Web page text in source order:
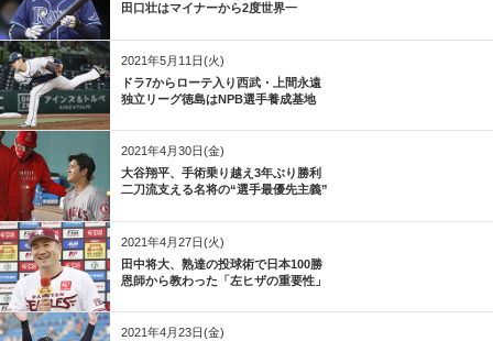
田口壮はマイナーから2度世界一
2021年5月11日(火)
ドラ7からローテ入り西武・上間永遠
独立リーグ徳島はNPB選手養成基地
2021年4月30日(金)
大谷翔平、手術乗り越え3年ぶり勝利
二刀流支える名将の“選手最優先主義”
2021年4月27日(火)
田中将大、熟達の投球術で日本100勝
恩師から教わった「左ヒザの重要性」
2021年4月23日(金)